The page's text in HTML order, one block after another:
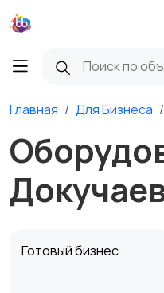
Главная Для Бизнеса
Готовый бизнес